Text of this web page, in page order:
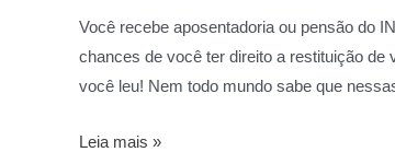
Você recebe aposentadoria ou pensão do
chances de você ter direito a restituição
você leu! Nem todo mundo sabe que
Leia mais »